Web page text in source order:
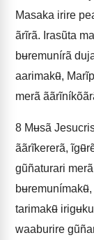
Masaka irire
ãrĩrã. Irasũta
bʉremunírã
aarimakʉ̃,
merã
8 Mʉsã
ããrĩkererã,
gũñaturari
tarimakʉ̃
waaburire